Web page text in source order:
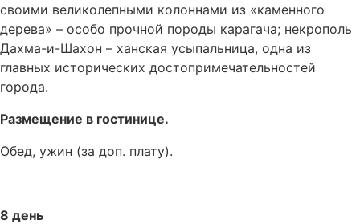
своими великолепными колоннами из «каменного
дерева» – особо прочной породы карагача; некрополь
Дахма-и-Шахон – ханская усыпальница, одна из
главных исторических достопримечательностей
города.
Размещение в гостинице.
Обед, ужин (за доп. плату).
8 день